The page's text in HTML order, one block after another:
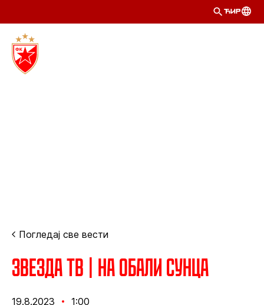
ЋИР
Погледај све вести
Звезда ТВ | На обали сунца
19.8.2023 1:00